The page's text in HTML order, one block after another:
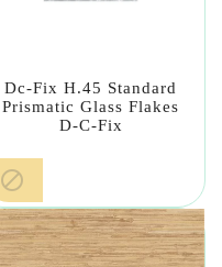
Dc-Fix H.45 Standard
Prismatic Glass Flakes
D-C-Fix
